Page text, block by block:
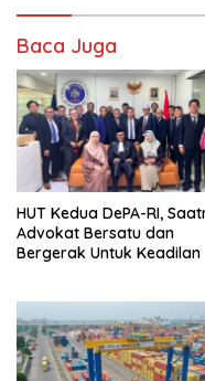
Baca Juga
HUT Kedua DePA-RI,
Advokat Bersatu dan
Bergerak Untuk Keadilan